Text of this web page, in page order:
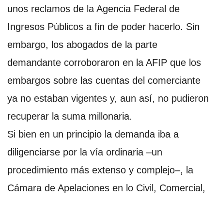
unos reclamos de la Agencia Federal de
Ingresos Públicos a fin de poder hacerlo. Sin
embargo, los abogados de la parte
demandante corroboraron en la AFIP que los
embargos sobre las cuentas del comerciante
ya no estaban vigentes y, aun así, no pudieron
recuperar la suma millonaria.
Si bien en un principio la demanda iba a
diligenciarse por la vía ordinaria –un
procedimiento más extenso y complejo–, la
Cámara de Apelaciones en lo Civil, Comercial,